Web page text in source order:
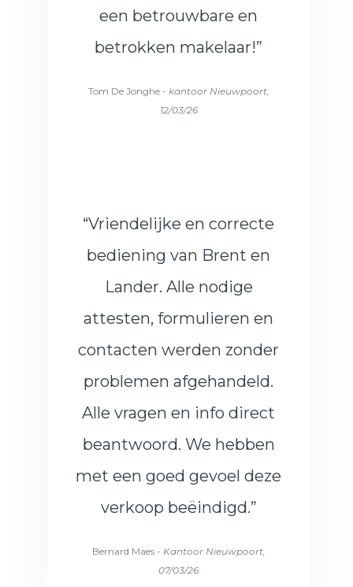
een betrouwbare en
betrokken makelaar!”
Tom De Jonghe - kantoor Nieuwpoort,
12/03/26
“Vriendelijke en correcte
bediening van Brent en
Lander. Alle nodige
attesten, formulieren en
contacten werden zonder
problemen afgehandeld.
Alle vragen en info direct
beantwoord. We hebben
met een goed gevoel deze
verkoop beëindigd.”
Bernard Maes - Kantoor Nieuwpoort,
07/03/26